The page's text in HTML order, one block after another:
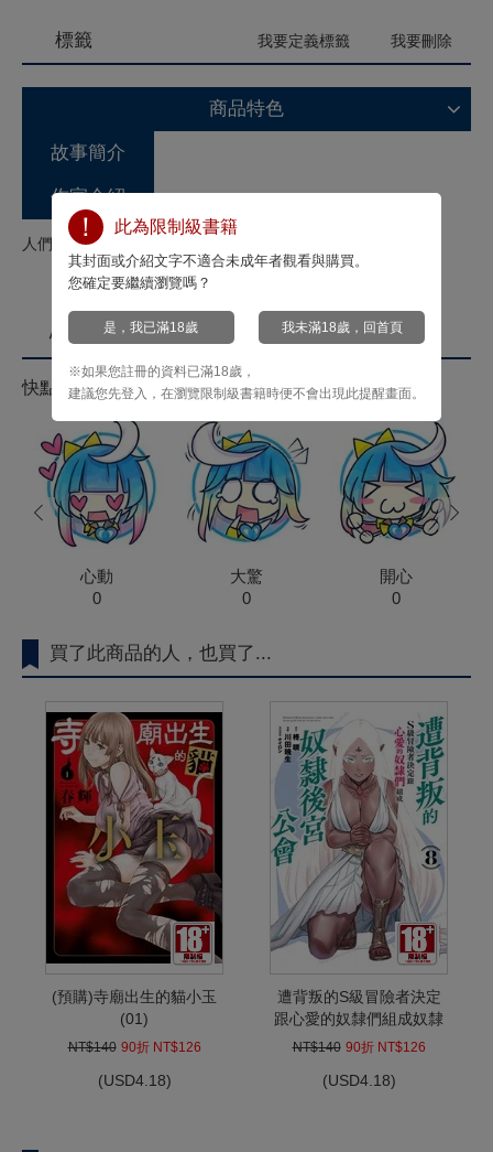
標籤 我要定義標籤 我要刪除
商品特色
故事簡介
作家介紹
人們的本能散發著誘惑，窺探那滿溢而出的未知深處。
心情投票
快點來按心情投票拿菁點！
心動
0
大驚
0
開心
0
prev next
買了此商品的人，也買了...
(預購)寺廟出生的貓小玉
(01)
NT$140 90折 NT$126
(USD4.18)
遭背叛的S級冒險者決定
跟心愛的奴隸們組成奴隸
後宮公會(08)
NT$140 90折 NT$126
(USD4.18)
此為限制級書籍
其封面或介紹文字不適合未成年者觀看與購買。
您確定要繼續瀏覽嗎？
是，我已滿18歲 我未滿18歲，回首頁
※如果您註冊的資料已滿18歲，
建議您先登入，在瀏覽限制級書籍時便不會出現此提醒畫面。